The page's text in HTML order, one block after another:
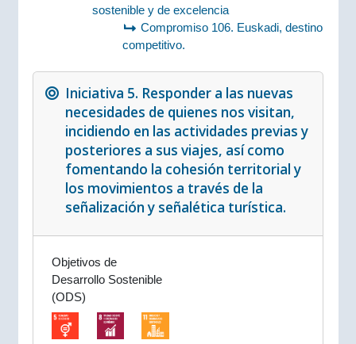
sostenible y de excelencia
Compromiso 106. Euskadi, destino
competitivo.
Iniciativa 5. Responder a las nuevas
necesidades de quienes nos visitan,
incidiendo en las actividades previas y
posteriores a sus viajes, así como
fomentando la cohesión territorial y
los movimientos a través de la
señalización y señalética turística.
Objetivos de
Desarrollo Sostenible
(ODS)